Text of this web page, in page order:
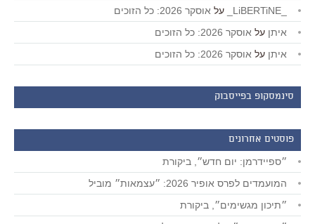
על אוסקר 2026: כל הזוכים
איתן על אוסקר 2026: כל הזוכים
איתן על אוסקר 2026: כל הזוכים
סינמסקופ בפייסבוק
פוסטים אחרונים
״ספיידרמן: יום חדש״, ביקורת
המועמדים לפרס אופיר 2026: ״עצמאות״ מוביל
״תיכון מגשימים״, ביקורת